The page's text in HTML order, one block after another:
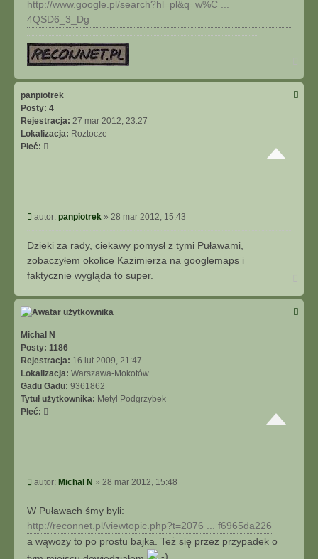
http://www.google.pl/search?hl=pl&q=w%C ...
4QSD6_3_Dg
g
ó
panpiotrek
Posty: 4
Rejestracja: 27 mar 2012, 23:27
Lokalizacja: Roztocze
Płeć:
P
s
autor: panpiotrek » 28 mar 2012, 15:43
Dzieki za rady, ciekawy pomysł z tymi Puławami,
zobaczyłem okolice Kazimierza na googlemaps i
faktycznie wygląda to super.
g
ó
Michal N
Posty: 1186
Rejestracja: 16 lut 2009, 21:47
Lokalizacja: Warszawa-Mokotów
Gadu Gadu: 9361862
Tytuł użytkownika: Metyl Podgrzybek
Płeć:
P
o
s
autor: Michal N » 28 mar 2012, 15:48
W Puławach śmy byli:
http://reconnet.pl/viewtopic.php?t=2076 ... f6965da226
a wąwozy to po prostu bajka. Też się przez przypadek o